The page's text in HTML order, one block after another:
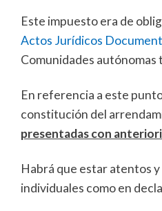
Este impuesto era de
Actos Jurídicos
Comunidades autónomas
En referencia a este
constitución del
presentadas con
Habrá que estar atentos
individuales como en